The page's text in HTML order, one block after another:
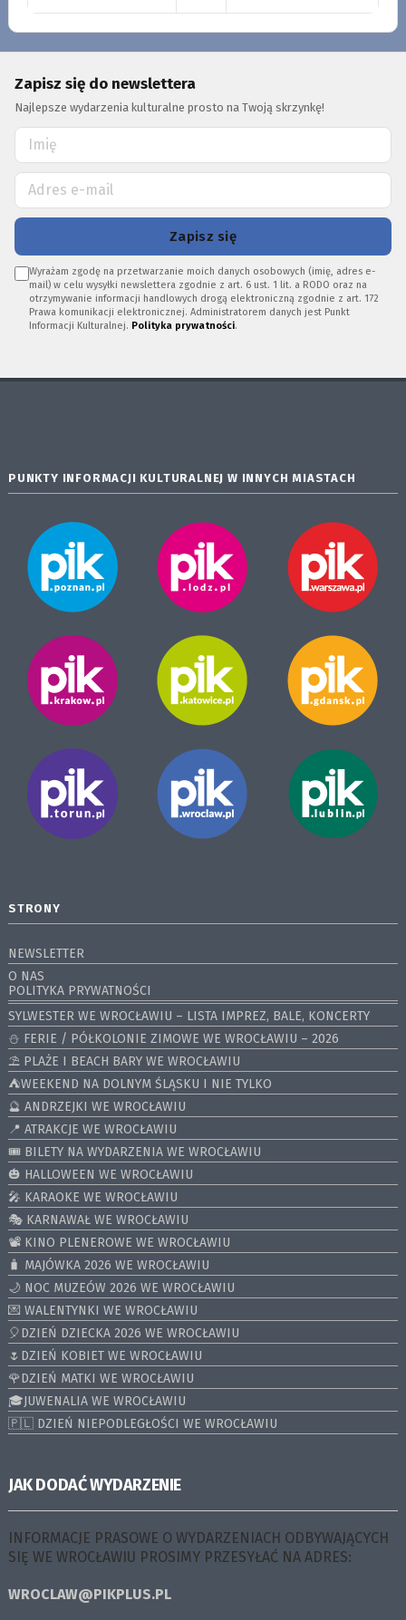
Zapisz się do newslettera
Najlepsze wydarzenia kulturalne prosto na Twoją skrzynkę!
Zapisz się
Wyrażam zgodę na przetwarzanie moich danych osobowych (imię, adres e-
mail) w celu wysyłki newslettera zgodnie z art. 6 ust. 1 lit. a RODO oraz na
otrzymywanie informacji handlowych drogą elektroniczną zgodnie z art. 172
Prawa komunikacji elektronicznej. Administratorem danych jest Punkt
Informacji Kulturalnej. Polityka prywatności.
PUNKTY INFORMACJI KULTURALNEJ W INNYCH MIASTACH
STRONY
NEWSLETTER
O NAS
POLITYKA PRYWATNOŚCI
SYLWESTER WE WROCŁAWIU – LISTA IMPREZ, BALE, KONCERTY
⛄️ FERIE / PÓŁKOLONIE ZIMOWE WE WROCŁAWIU – 2026
⛱️ PLAŻE I BEACH BARY WE WROCŁAWIU
⛺️WEEKEND NA DOLNYM ŚLĄSKU I NIE TYLKO
🔮 ANDRZEJKI WE WROCŁAWIU
📍 ATRAKCJE WE WROCŁAWIU
🎟️ BILETY NA WYDARZENIA WE WROCŁAWIU
🎃 HALLOWEEN WE WROCŁAWIU
🎤 KARAOKE WE WROCŁAWIU
🎭 KARNAWAŁ WE WROCŁAWIU
📽️ KINO PLENEROWE WE WROCŁAWIU
🧳 MAJÓWKA 2026 WE WROCŁAWIU
🌙 NOC MUZEÓW 2026 WE WROCŁAWIU
💌 WALENTYNKI WE WROCŁAWIU
🎈DZIEŃ DZIECKA 2026 WE WROCŁAWIU
🌷DZIEŃ KOBIET WE WROCŁAWIU
🌹DZIEŃ MATKI WE WROCŁAWIU
🎓JUWENALIA WE WROCŁAWIU
🇵🇱 DZIEŃ NIEPODLEGŁOŚCI WE WROCŁAWIU
JAK DODAĆ WYDARZENIE
INFORMACJE PRASOWE O WYDARZENIACH ODBYWAJĄCYCH
SIĘ WE WROCŁAWIU PROSIMY PRZESYŁAĆ NA ADRES:
WROCLAW@PIKPLUS.PL